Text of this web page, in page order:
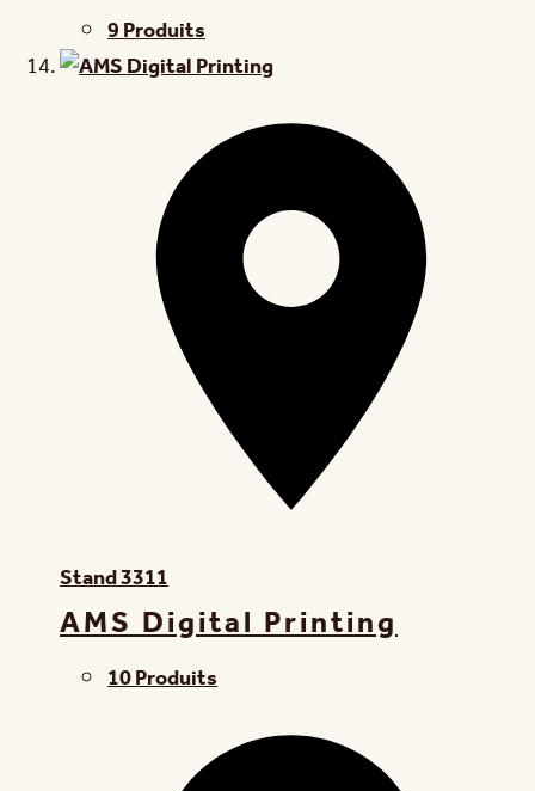
9 Produits
Stand3311
AMS Digital Printing
10 Produits